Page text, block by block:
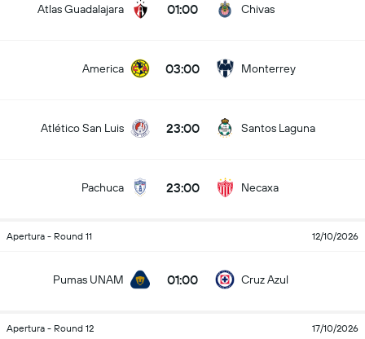
Atlas Guadalajara 01:00 Chivas
America 03:00 Monterrey
Atlético San Luis 23:00 Santos Laguna
Pachuca 23:00 Necaxa
Apertura - Round 11 12/10/2026
Pumas UNAM 01:00 Cruz Azul
Apertura - Round 12 17/10/2026